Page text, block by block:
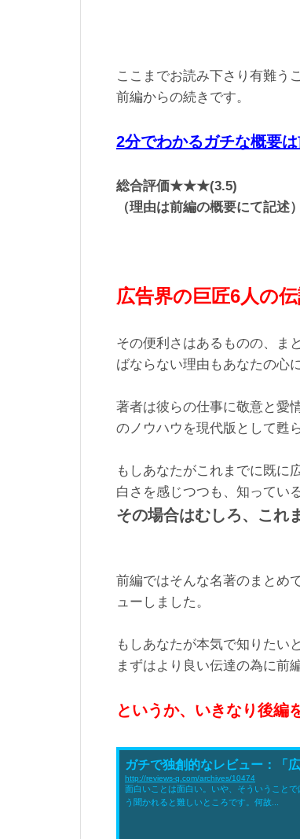
ここまでお読み下さり有難う
前編からの続きです。
2分でわかるガチな概要は
総合評価★★★(3.5)
（理由は前編の概要にて記述）
広告界の巨匠6人の
その便利さはあるものの、ま
ばならない理由もあなたの心
著者は彼らの仕事に敬意と愛
のノウハウを現代版として甦
もしあなたがこれまでに既に
白さを感じつつも、知ってい
その場合はむしろ、これ
前編ではそんな名著のまとめ
ューしました。
もしあなたが本気で知りたい
まずはより良い伝達の為に前
というか、いきなり後編
ガチで独創的なレビュー：「
http://reviews-q.com/archives/10474
面白いことは面白い。いや、そういうこと
う聞かれると難しいところです。何故...